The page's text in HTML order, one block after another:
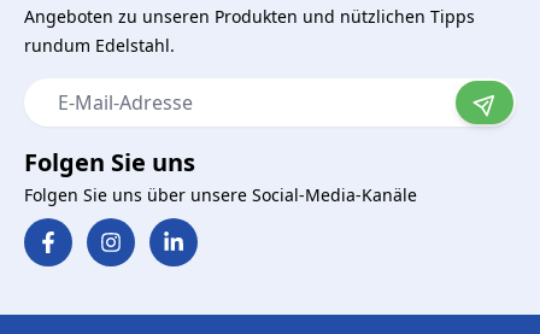
Angeboten zu unseren Produkten und nützlichen Tipps
rundum Edelstahl.
E-Mail-Adresse
Folgen Sie uns
Folgen Sie uns über unsere Social-Media-Kanäle